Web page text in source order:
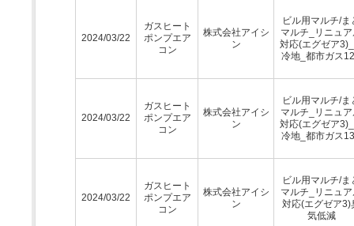
2024/03/22
ガスヒート
ポンプエア
コン
株式会社アイシ
ン
ビル用マルチ/ま
マルチ_リニュ
対応(エグゼア
冷地_都市ガス
2024/03/22
ガスヒート
ポンプエア
コン
株式会社アイシ
ン
ビル用マルチ/ま
マルチ_リニュ
対応(エグゼア
冷地_都市ガス
2024/03/22
ガスヒート
ポンプエア
コン
株式会社アイシ
ン
ビル用マルチ/ま
マルチ_リニュ
対応(エグゼア3)
気低減